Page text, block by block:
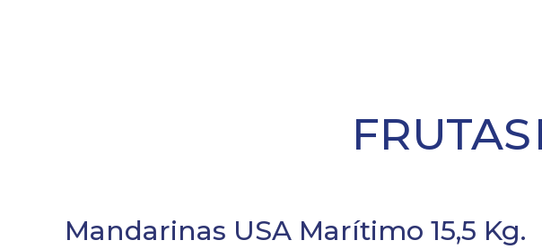
FRUTAS
Mandarinas USA Marítimo 15,5 Kg.